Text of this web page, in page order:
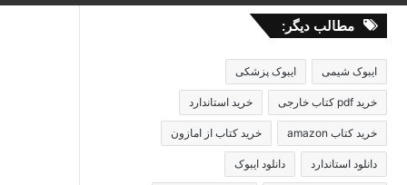
مطالب دیگر:
ایبوک شیمی ایبوک پزشکی
خرید pdf کتاب خارجی خرید استاندارد
خرید کتاب amazon خرید کتاب از امازون
دانلود استاندارد دانلود ایبوک